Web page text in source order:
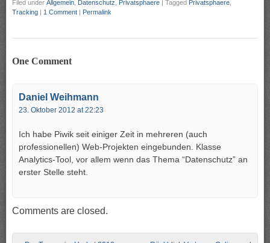
Filed under Allgemein Datenschutz Privatsphaere | Tagged Privatsphaere
Tracking | 1 Comment | Permalink
One Comment
Daniel Weihmann
23. Oktober 2012 at 22:23
Ich habe Piwik seit einiger Zeit in mehreren (auch
professionellen) Web-Projekten eingebunden. Klasse
Analytics-Tool, vor allem wenn das Thema “Datenschutz” an
erster Stelle steht.
Comments are closed.